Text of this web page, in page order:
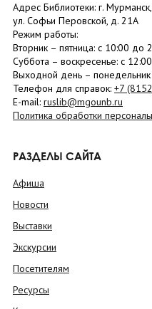
Адрес Библиотеки: г. Мурманск,
ул. Софьи Перовской, д. 21А
Режим работы:
Вторник – пятница: с 10:00 до
Суббота – воскресенье: c
Выходной день – понедельник
Телефон для справок: +7
E-mail: ruslib@mgounb.ru
Политика обработки
РАЗДЕЛЫ САЙТА
Афиша
Новости
Выставки
Экскурсии
Посетителям
Ресурсы